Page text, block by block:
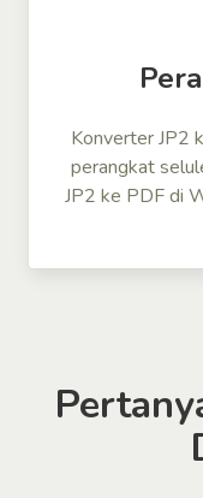
Konverter JP2
perangkat
JP2 ke PDF di